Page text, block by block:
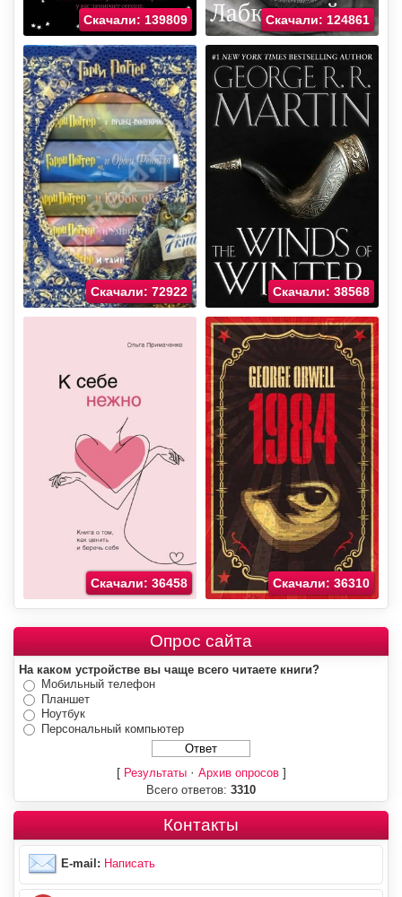
Скачали: 139809 Скачали: 124861
Скачали: 72922 Скачали: 38568
Скачали: 36458 Скачали: 36310
Опрос сайта
На каком устройстве вы чаще всего читаете книги?
Мобильный телефон
Планшет
Ноутбук
Персональный компьютер
[ Результаты· Архив опросов]
Всего ответов: 3310
Контакты
E-mail: Написать